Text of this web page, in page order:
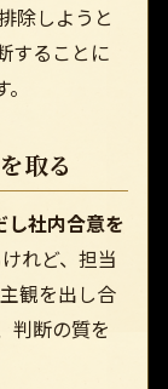
除しようと
することに
取る
し社内合意を
れど、担当
観を出し合
判断の質を